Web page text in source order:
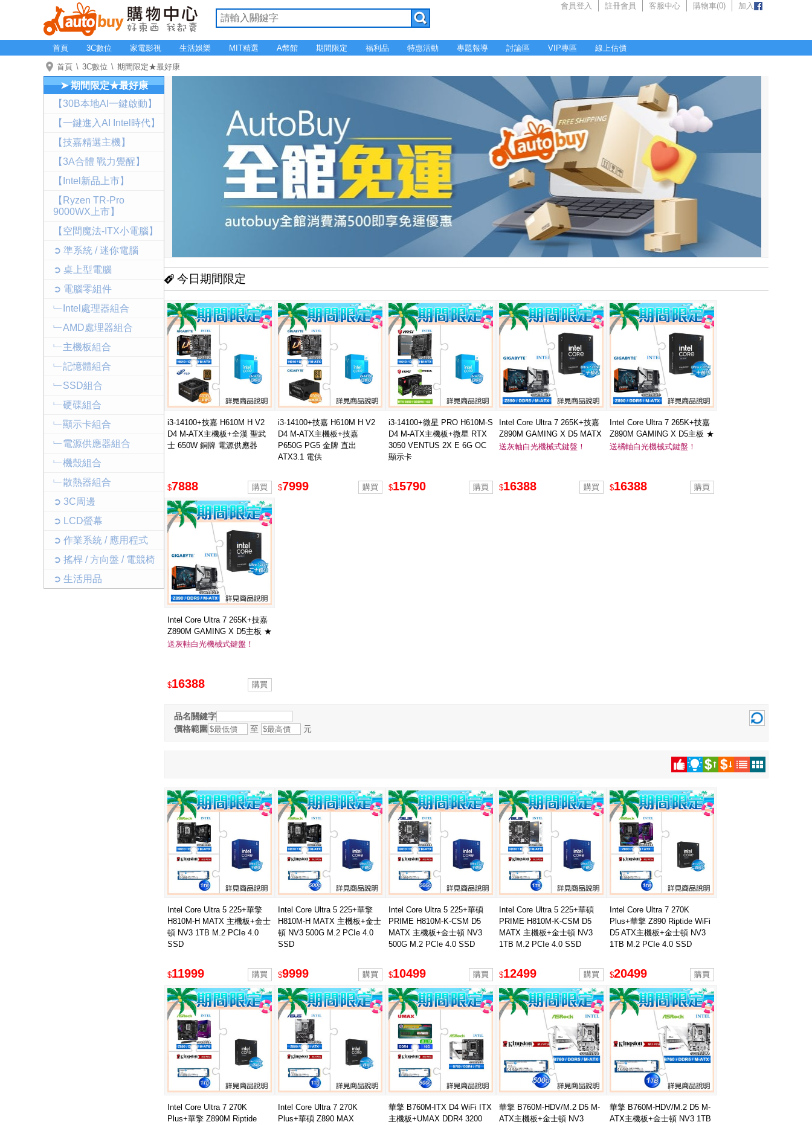
會員登入 註冊會員 客服中心 購物車(0) 加入
首頁 3C數位 家電影視 生活娛樂 MIT精選 A幣館 期間限定 福利品 特惠活動 專題報導 討論區 VIP專區 線上估價
首頁 3C數位 期間限定★最好康
今日期間限定
i3-14100+技嘉 H610M H V2
D4 M-ATX主機板+全漢 聖武
士 650W 銅牌 電源供應器
$7888
i3-14100+技嘉 H610M H V2
D4 M-ATX主機板+技嘉
P650G PG5 金牌 直出
ATX3.1 電供
$7999
i3-14100+微星 PRO H610M-S
D4 M-ATX主機板+微星 RTX
3050 VENTUS 2X E 6G OC
顯示卡
$15790
Intel Core Ultra 7 265K+技嘉
Z890M GAMING X D5 MATX
主機板 ★送EPICGEAR
送灰軸白光機械式鍵盤！
$16388
Intel Core Ultra 7 265K+技嘉
Z890M GAMING X D5主板 ★
送EPICGEAR DeFiant 戰魔者
送橘軸白光機械式鍵盤！
$16388
Intel Core Ultra 7 265K+技嘉
Z890M GAMING X D5主板 ★
送EPICGEAR DeFiant 戰魔者
送灰軸白光機械式鍵盤！
$16388
品名關鍵字
價格範圍
至 元
Intel Core Ultra 5 225+華擎
H810M-H MATX 主機板+金士
頓 NV3 1TB M.2 PCIe 4.0
SSD
$11999
Intel Core Ultra 5 225+華擎
H810M-H MATX 主機板+金士
頓 NV3 500G M.2 PCIe 4.0
SSD
$9999
Intel Core Ultra 5 225+華碩
PRIME H810M-K-CSM D5
MATX 主機板+金士頓 NV3
500G M.2 PCIe 4.0 SSD
$10499
Intel Core Ultra 5 225+華碩
PRIME H810M-K-CSM D5
MATX 主機板+金士頓 NV3
1TB M.2 PCIe 4.0 SSD
$12499
Intel Core Ultra 7 270K
Plus+華擎 Z890 Riptide WiFi
D5 ATX主機板+金士頓 NV3
1TB M.2 PCIe 4.0 SSD
$20499
Intel Core Ultra 7 270K
Plus+華擎 Z890M Riptide
Intel Core Ultra 7 270K
Plus+華碩 Z890 MAX
華擎 B760M-ITX D4 WiFi ITX
主機板+UMAX DDR4 3200
華擎 B760M-HDV/M.2 D5 M-
ATX主機板+金士頓 NV3
華擎 B760M-HDV/M.2 D5 M-
ATX主機板+金士頓 NV3 1TB
➤ 期間限定★最好康
【30B本地AI一鍵啟動】
【一鍵進入AI Intel時代】
【技嘉精選主機】
【3A合體 戰力覺醒】
【Intel新品上市】
【Ryzen TR-Pro
9000WX上市】
【空間魔法-ITX小電腦】
➲ 準系統 / 迷你電腦
➲ 桌上型電腦
➲ 電腦零組件
﹂Intel處理器組合
﹂AMD處理器組合
﹂主機板組合
﹂記憶體組合
﹂SSD組合
﹂硬碟組合
﹂顯示卡組合
﹂電源供應器組合
﹂機殼組合
﹂散熱器組合
➲ 3C周邊
➲ LCD螢幕
➲ 作業系統 / 應用程式
➲ 搖桿 / 方向盤 / 電競椅
➲ 生活用品